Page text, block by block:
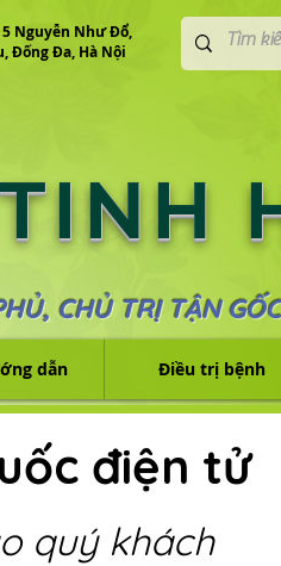
Nguyễn Như Đổ,
Đống Đa, Hà Nội
CHỦ TRỊ TẬN GỐC
dẫn Điều trị bệnh
điện tử
quý khách